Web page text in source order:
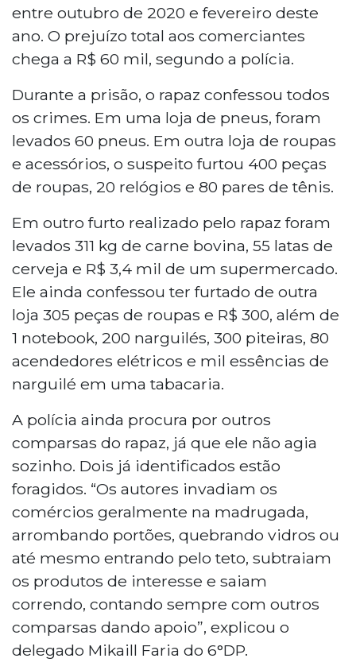
entre outubro de 2020 e fevereiro deste
ano. O prejuízo total aos comerciantes
chega a R$ 60 mil, segundo a polícia.
Durante a prisão, o rapaz confessou todos
os crimes. Em uma loja de pneus, foram
levados 60 pneus. Em outra loja de roupas
e acessórios, o suspeito furtou 400 peças
de roupas, 20 relógios e 80 pares de tênis.
Em outro furto realizado pelo rapaz foram
levados 311 kg de carne bovina, 55 latas de
cerveja e R$ 3,4 mil de um supermercado.
Ele ainda confessou ter furtado de outra
loja 305 peças de roupas e R$ 300, além de
1 notebook, 200 narguilés, 300 piteiras, 80
acendedores elétricos e mil essências de
narguilé em uma tabacaria.
A polícia ainda procura por outros
comparsas do rapaz, já que ele não agia
sozinho. Dois já identificados estão
foragidos. “Os autores invadiam os
comércios geralmente na madrugada,
arrombando portões, quebrando vidros ou
até mesmo entrando pelo teto, subtraiam
os produtos de interesse e saiam
correndo, contando sempre com outros
comparsas dando apoio”, explicou o
delegado Mikaill Faria do 6°DP.